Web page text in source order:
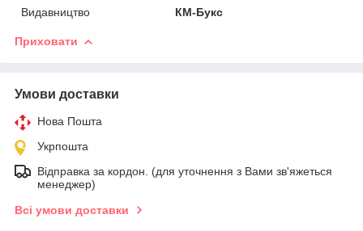
Видавництво
КМ-Букс
Приховати
Умови доставки
Нова Пошта
Укрпошта
Відправка за кордон. (для уточнення з Вами зв'яжеться
менеджер)
Всі умови доставки